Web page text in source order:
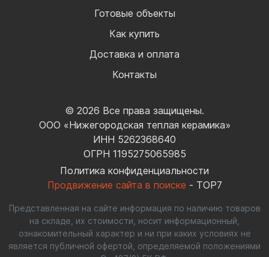
Готовые объекты
Как купить
Доставка и оплата
Контакты
© 2026 Все права защищены.
ООО «Нижегородская теплая керамика»
ИНН 5262368640
ОГРН 1195275065985
Политика конфиденциальности
Продвижение сайта в поиске - TOP7
Представленная на сайте информация по наличию товаров
на складе, их стоимости, носит информационный,
ознакомительный характер и ни при каких условиях не
является публичной офертой, определяемой положениями